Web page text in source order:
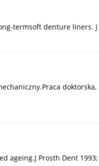
termsoft denture liners. J
ageing.J Prosth Dent 1993;